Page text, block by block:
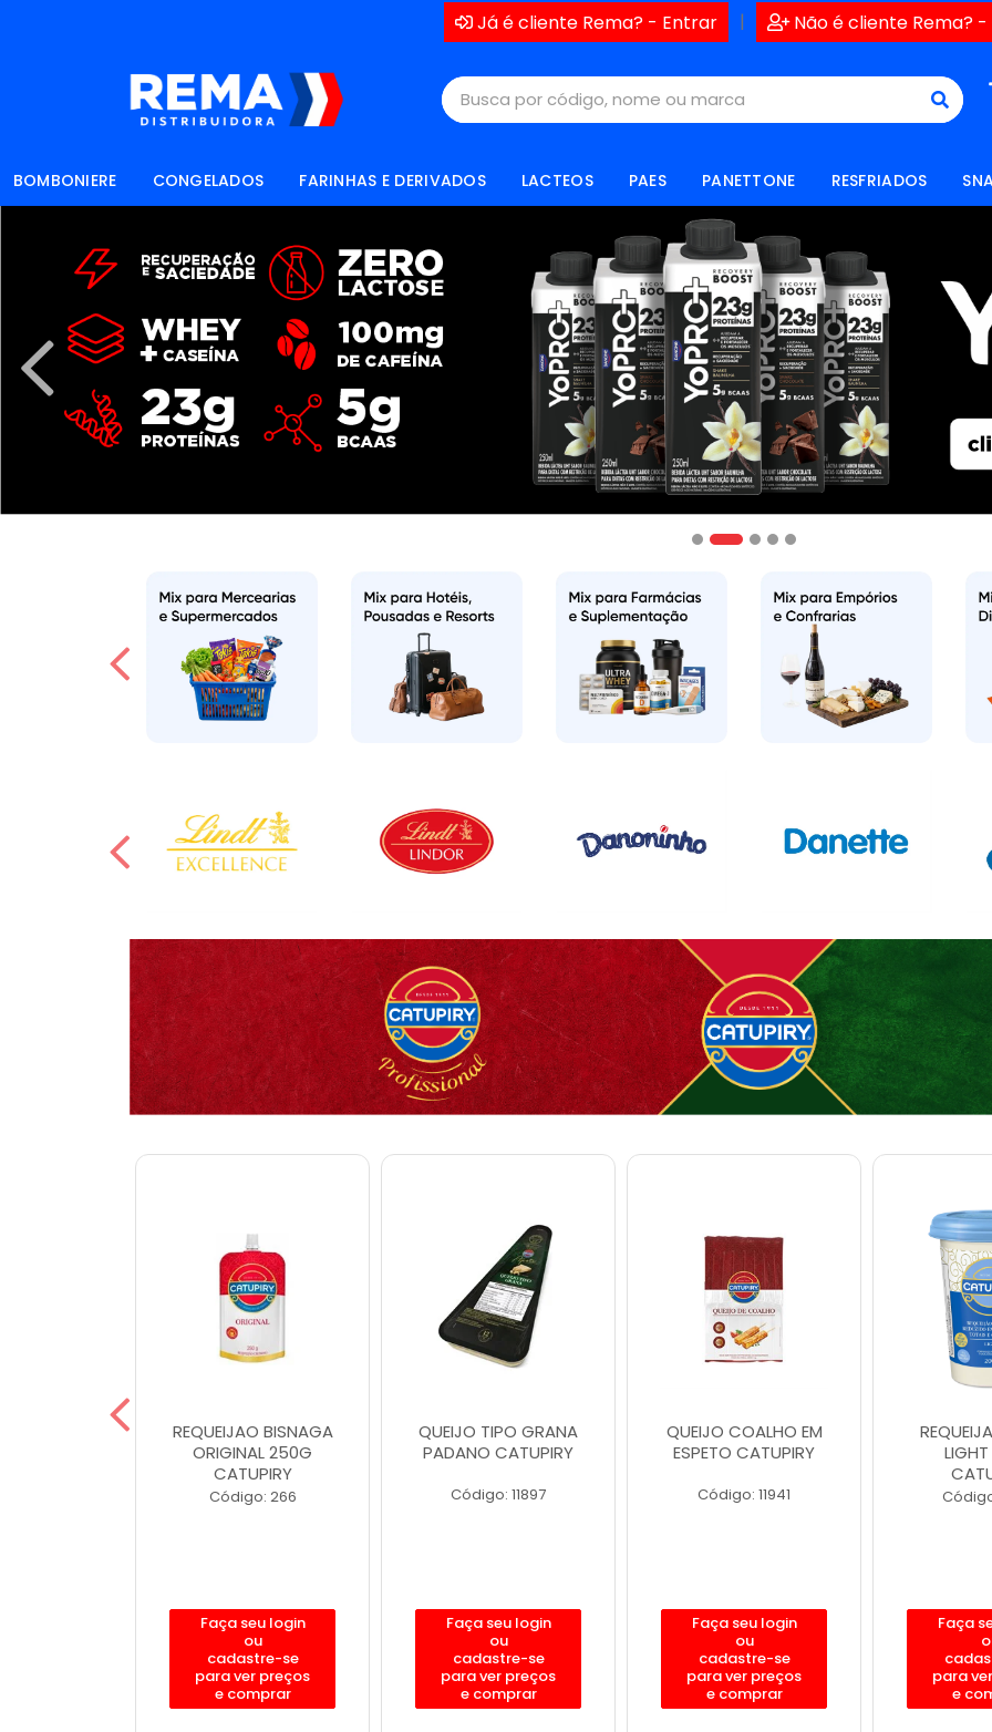
Já é cliente Rema? - Entrar | Não é cliente Rema?
BOMBONIERE CONGELADOS FARINHAS E DERIVADOS LACTEOS PAES PANETTONE RESFRIADOS
REQUEIJAO BISNAGA
ORIGINAL 250G
CATUPIRY
Código: 266
Faça seu login
ou
cadastre-se
para ver preços
e comprar
QUEIJO TIPO GRANA
PADANO CATUPIRY
Código: 11897
Faça seu login
ou
cadastre-se
para ver preços
e comprar
QUEIJO COALHO EM
ESPETO CATUPIRY
Código: 11941
Faça seu login
ou
cadastre-se
para ver preços
e comprar
Faça
para
e